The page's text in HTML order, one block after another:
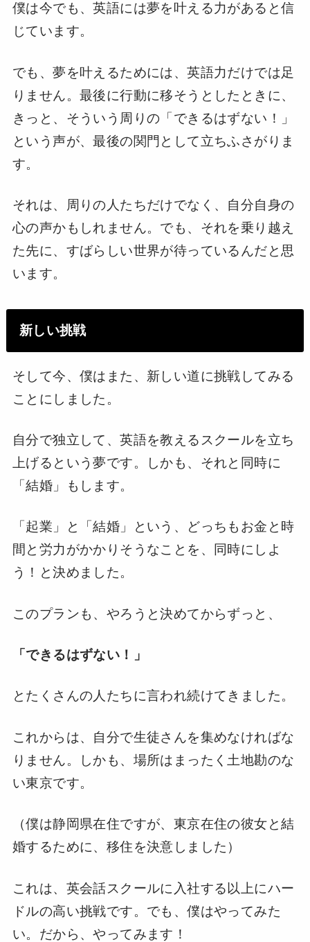
僕は今でも、英語には夢を叶える力があると信
じています。
でも、夢を叶えるためには、英語力だけでは足
りません。最後に行動に移そうとしたときに、
きっと、そういう周りの「できるはずない！」
という声が、最後の関門として立ちふさがりま
す。
それは、周りの人たちだけでなく、自分自身の
心の声かもしれません。でも、それを乗り越え
た先に、すばらしい世界が待っているんだと思
います。
新しい挑戦
そして今、僕はまた、新しい道に挑戦してみる
ことにしました。
自分で独立して、英語を教えるスクールを立ち
上げるという夢です。しかも、それと同時に
「結婚」もします。
「起業」と「結婚」という、どっちもお金と時
間と労力がかかりそうなことを、同時にしよ
う！と決めました。
このプランも、やろうと決めてからずっと、
「できるはずない！」
とたくさんの人たちに言われ続けてきました。
これからは、自分で生徒さんを集めなければな
りません。しかも、場所はまったく土地勘のな
い東京です。
（僕は静岡県在住ですが、東京在住の彼女と結
婚するために、移住を決意しました）
これは、英会話スクールに入社する以上にハー
ドルの高い挑戦です。でも、僕はやってみた
い。だから、やってみます！